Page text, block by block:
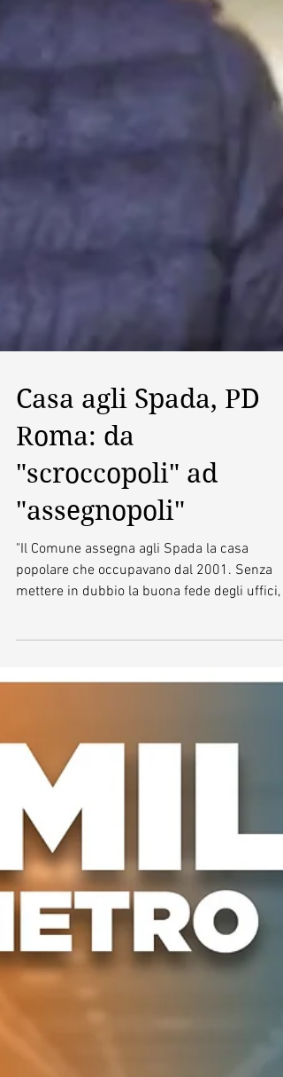
Casa agli Spada, PD
Roma: da
"scroccopoli" ad
"assegnopoli"
popolare che occupavano dal 2001. Senza
messaggio...